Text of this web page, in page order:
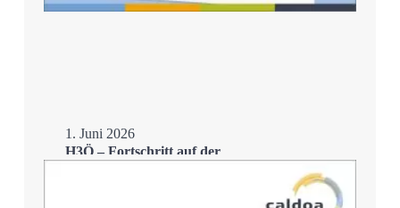
1. Juni 2026
H3Ö – Fortschritt auf der